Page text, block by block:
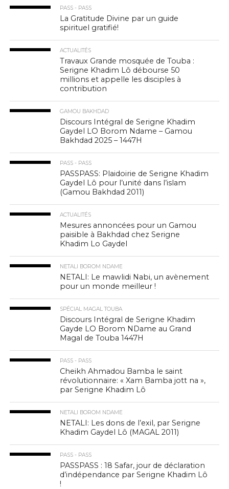
PASS - PASS
La Gratitude Divine par un guide
spirituel gratifié!
ACTUALITÉS
Travaux Grande mosquée de Touba :
Serigne Khadim Lô débourse 50
millions et appelle les disciples à
contribution
GAMOU BAKHDAD
Discours Intégral de Serigne Khadim
Gaydel LO Borom Ndame – Gamou
Bakhdad 2025 – 1447H
PASS - PASS
PASSPASS: Plaidoirie de Serigne Khadim
Gaydel Lô pour l’unité dans l’islam
(Gamou Bakhdad 2011)
ACTUALITÉS
Mesures annoncées pour un Gamou
paisible à Bakhdad chez Serigne
Khadim Lo Gaydel
NETALI BOROM NDAME
NETALI: Le mawlidi Nabi, un avènement
pour un monde meilleur !
SPÉCIAL MAGAL TOUBA
Discours Intégral de Serigne Khadim
Gayde LO Borom NDame au Grand
Magal de Touba 1447H
PASS - PASS
Cheikh Ahmadou Bamba le saint
révolutionnaire: « Xam Bamba jott na »,
par Serigne Khadim Lô
NETALI BOROM NDAME
NETALI: Les dons de l’exil, par Serigne
Khadim Gaydel Lô (MAGAL 2011)
PASS - PASS
PASSPASS : 18 Safar, jour de déclaration
d’indépendance par Serigne Khadim Lô
!